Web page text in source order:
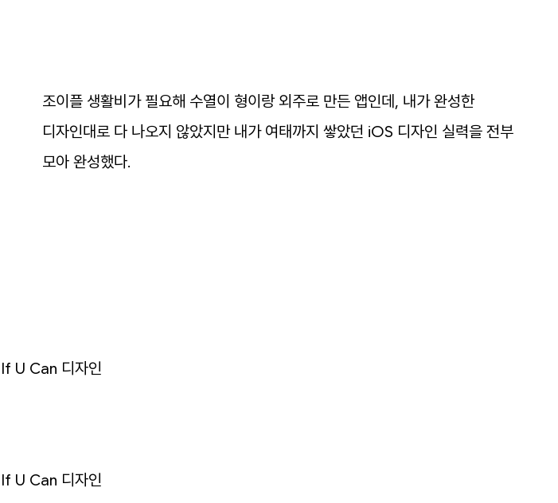
아카이브
바로가기
조이플 생활비가 필요해 수열이 형이랑 외주로 만든 앱인데 , 내가 완성한
디자인대로 다 나오지 않았지만 내가 여태까지 쌓았던 iOS 디자인 실력을 전부
모아 완성했다.